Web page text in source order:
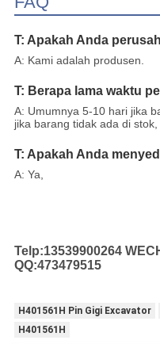
T: Apakah Anda
A: Kami adalah produsen.
T: Berapa lama waktu
A: Umumnya 5-10 hari jika
jika barang tidak ada di
T: Apakah Anda
A: Ya,
Telp:13539900264
QQ:473479515
H401561H Pin Gigi Excavator
H401561H